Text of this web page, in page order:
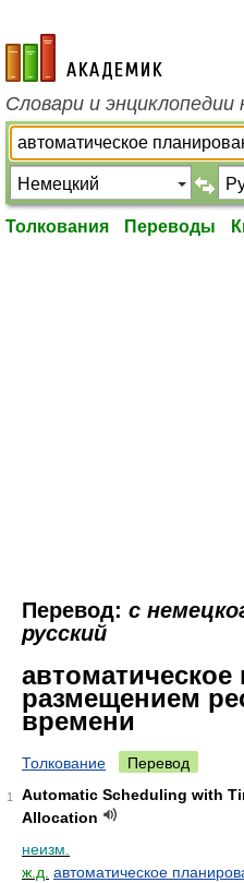
academic.ru
Словари и энциклопедии
Толкования Переводы
Перевод: с
русский
размещением
времени
Толкование Перевод
1
Automatic Scheduling with
Allocation
неизм.
ж.д. автоматическое